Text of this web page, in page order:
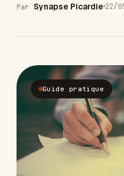
Par Synapse Picardie 22/
Guide pratique